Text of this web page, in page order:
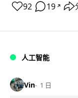
92 19 ↗
人工智能
Vin 1 日